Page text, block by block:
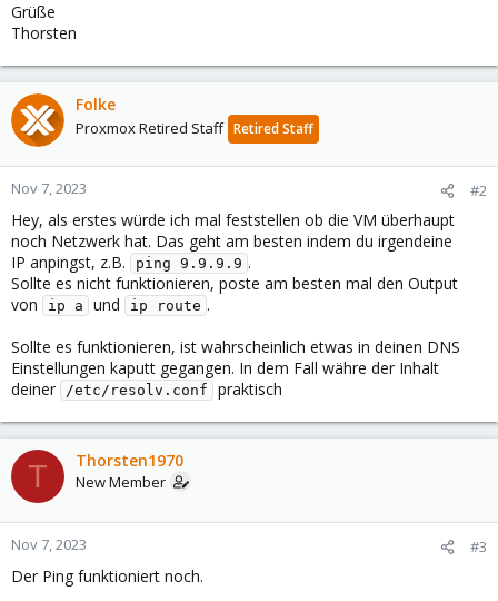
Grüße
Thorsten
Folke
Proxmox Retired Staff Retired Staff
Nov 7, 2023 #2
Hey, als erstes würde ich mal feststellen ob die VM überhaupt
noch Netzwerk hat. Das geht am besten indem du irgendeine
IP anpingst, z.B.
ping 9.9.9.9 .
Sollte es nicht funktionieren, poste am besten mal den Output
von
ip a und ip route .
Sollte es funktionieren, ist wahrscheinlich etwas in deinen DNS
Einstellungen kaputt gegangen. In dem Fall währe der Inhalt
deiner
/etc/resolv.conf praktisch
T Thorsten1970
New Member
Nov 7, 2023 #3
Der Ping funktioniert noch.